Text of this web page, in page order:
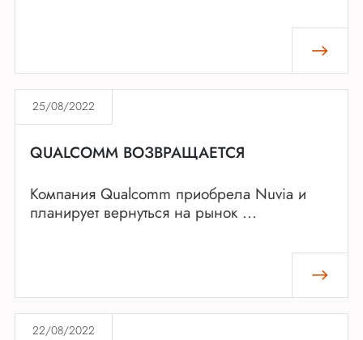
25/08/2022
QUALCOMM ВОЗВРАЩАЕТСЯ
Компания Qualcomm приобрела Nuvia и
планирует вернуться на рынок ...
22/08/2022